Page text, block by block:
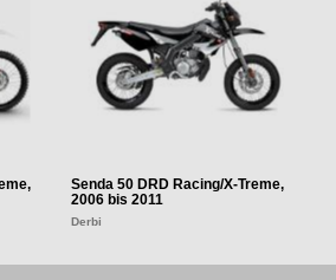
Senda 50 DRD Racing/X-Treme,
2006 bis 2011
Derbi